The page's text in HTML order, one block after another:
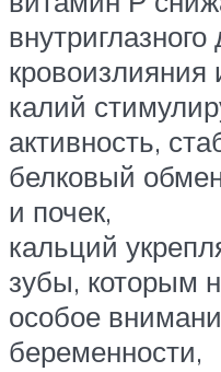
кровоизлияния
калий
активность,
белковый
и почек,
кальций
зубы, которым
особое
беременности,